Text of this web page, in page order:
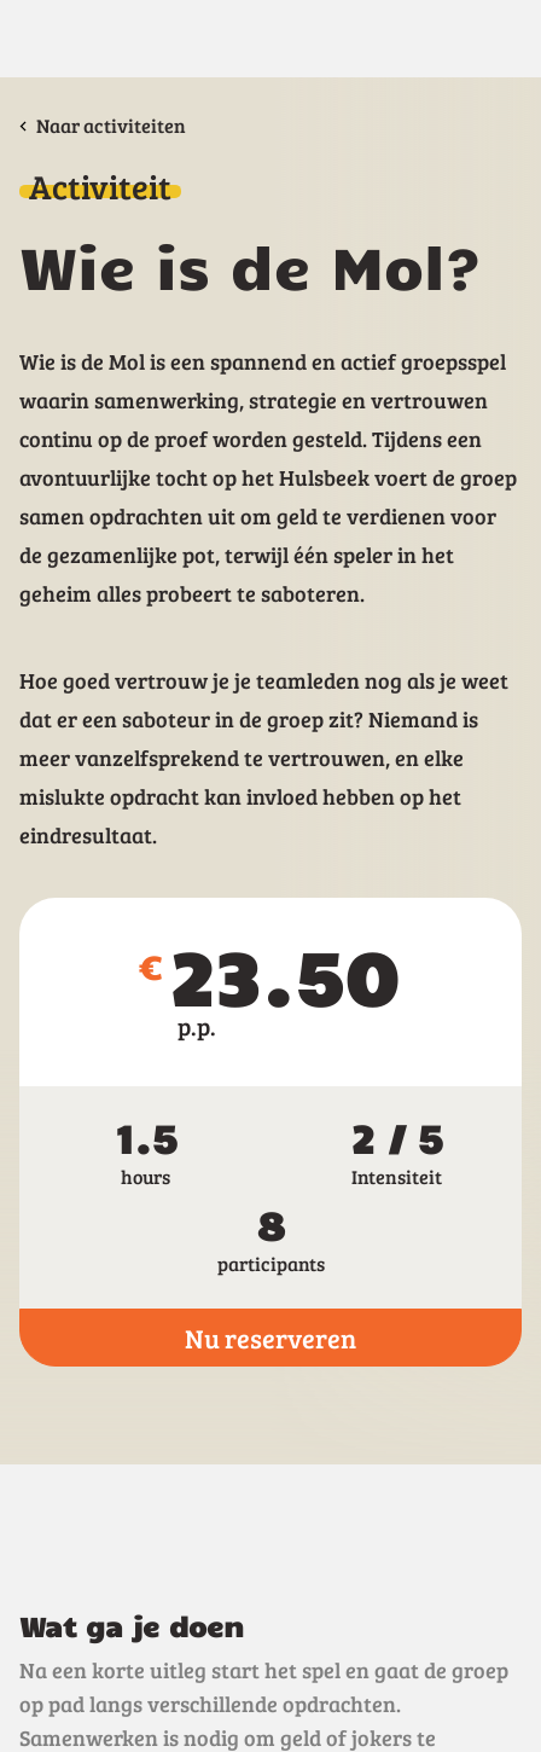
Naar activiteiten
Activiteit
Wie is de Mol?
Wie is de Mol is een spannend en actief groepsspel
waarin samenwerking, strategie en vertrouwen
continu op de proef worden gesteld. Tijdens een
avontuurlijke tocht op het Hulsbeek voert de groep
samen opdrachten uit om geld te verdienen voor
de gezamenlijke pot, terwijl één speler in het
geheim alles probeert te saboteren.
Hoe goed vertrouw je je teamleden nog als je weet
dat er een saboteur in de groep zit? Niemand is
meer vanzelfsprekend te vertrouwen, en elke
mislukte opdracht kan invloed hebben op het
eindresultaat.
23.50
p.p.
1.5
hours
2 / 5
Intensiteit
8
participants
Nu reserveren
Wat ga je doen
Na een korte uitleg start het spel en gaat de groep
op pad langs verschillende opdrachten.
Samenwerken is nodig om geld of jokers te